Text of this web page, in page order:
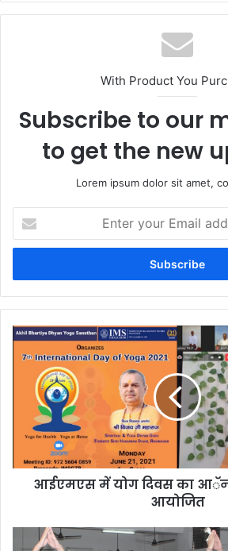
With Product You
Subscribe to our
to get the new
Lorem ipsum dolor sit amet,
your
Email
आईएमएस में योग दिवस का
आयोजित